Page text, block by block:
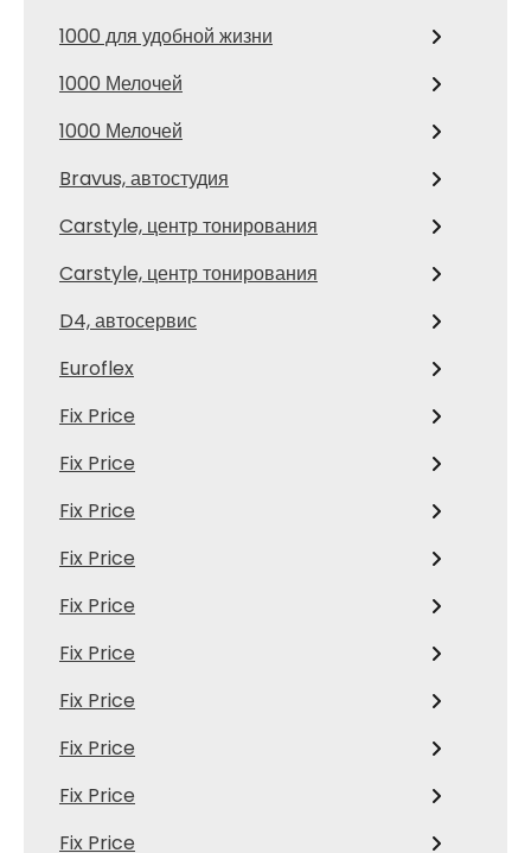
1000 для удобной жизни
1000 Мелочей
1000 Мелочей
Bravus, автостудия
Carstyle, центр тонирования
Carstyle, центр тонирования
D4, автосервис
Euroflex
Fix Price
Fix Price
Fix Price
Fix Price
Fix Price
Fix Price
Fix Price
Fix Price
Fix Price
Fix Price